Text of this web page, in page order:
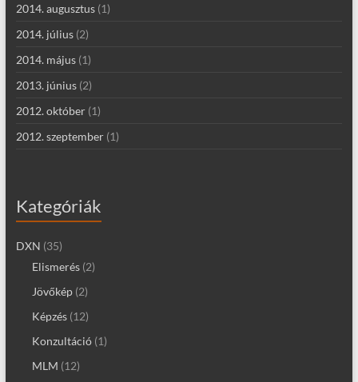
2014. augusztus(1)
2014. július(2)
2014. május(1)
2013. június(2)
2012. október(1)
2012. szeptember(1)
Kategóriák
DXN (35)
Elismerés(2)
Jövőkép(2)
Képzés(12)
Konzultáció(1)
MLM (12)